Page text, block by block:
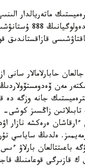
جانە ەكسترەميستىك
الدىن الۋ ءىس- شارالارىنىڭ
كوشتى، راديكالدى- ءدىني يدەولوگيانىڭ 1067 جاقتاۋشىسى
حابارلامالار سانى
مەن
جانە وزگە دە
جۇمىسى ءارقاشان ەرەكشە
ەلدىڭ ساياسي
باعىتتالعان بارلاۋ
قازىرگى قوعامنىڭ